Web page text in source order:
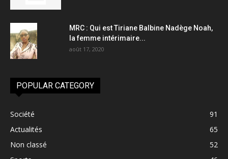
MRC : Qui est Tiriane Balbine Nadège Noah,
la femme intérimaire...
août 17, 2020
POPULAR CATEGORY
Société
91
Actualités
65
Non classé
52